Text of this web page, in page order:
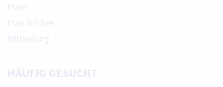
Plate
Plau am See
Wittenburg
HÄUFIG GESUCHT